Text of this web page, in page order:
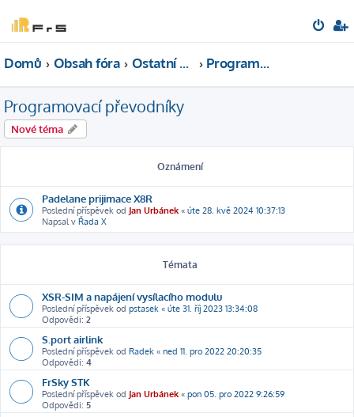
Domů Obsah fóra Ostatní elektronika Programovací převodníky
Programovací převodníky
Nové téma
Oznámení
Padelane prijimace X8R
Poslední příspěvek od Jan Urbánek « úte 28. kvě 2024 10:37:13
Napsal v Řada X
Témata
XSR-SIM a napájení vysílacího modulu
Poslední příspěvek od pstasek « úte 31. říj 2023 13:34:08
Odpovědi: 2
S.port airlink
Poslední příspěvek od Radek « ned 11. pro 2022 20:20:35
Odpovědi: 4
FrSky STK
Poslední příspěvek od Jan Urbánek « pon 05. pro 2022 9:26:59
Odpovědi: 5